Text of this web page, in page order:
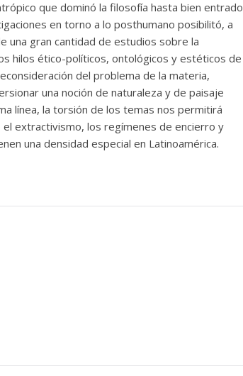
que dominó la filosofía hasta bien entrado
en torno a lo posthumano posibilitó, a
una gran cantidad de estudios sobre la
hilos ético-políticos, ontológicos y estéticos de
del problema de la materia,
una noción de naturaleza y de paisaje
línea, la torsión de los temas nos permitirá
el extractivismo, los regímenes de encierro y
una densidad especial en Latinoamérica.